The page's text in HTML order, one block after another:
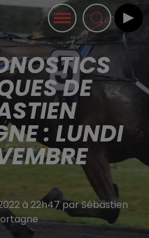
DE
: LUNDI
à 22h47 par Sébastien